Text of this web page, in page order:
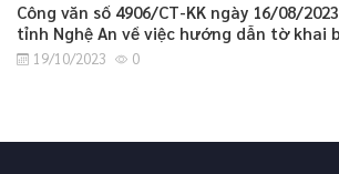
Công văn số 4906/CT-KK ngày 16/08/
tỉnh Nghệ An về việc hướng dẫn tờ khai
thuế GTGT.
19/10/2023 0